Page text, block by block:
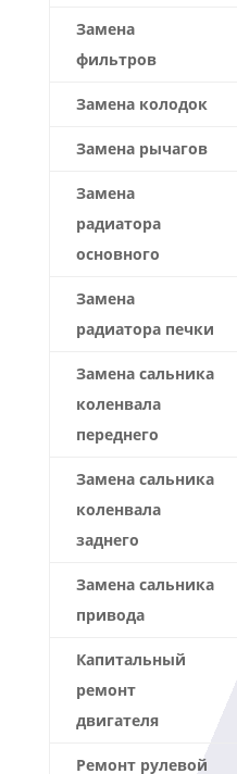
Замена
фильтров
Замена колодок
Замена рычагов
Замена
радиатора
основного
Замена
радиатора печки
Замена сальника
коленвала
переднего
Замена сальника
коленвала
заднего
Замена сальника
привода
Капитальный
ремонт
двигателя
Ремонт рулевой